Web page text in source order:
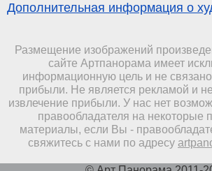
Дополнительная информация о
Размещение изображений
сайте Артпанорама имеет
информационную цель и не
прибыли. Не является рекламой и
извлечение прибыли. У нас нет
правообладателя на некоторые
материалы, если Вы -
свяжитесь с нами по адресу